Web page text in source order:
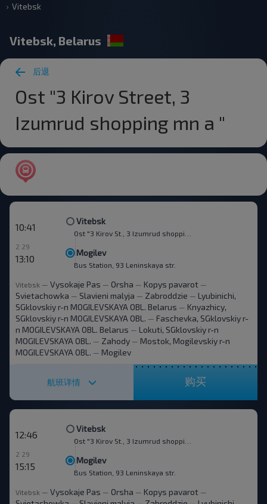
Vitebsk
Vitebsk, Belarus
后退
Ost "3 Kirov Street, 3
Izumrud shopping mn a "
10:41
Vitebsk
2 29
13:10
Mogilev
Bus Station, 93 Leninskaya str.
Vitebsk — Vysokaje Pas — Orsha — Kopys pavarot —
Svietachowka — Slavieni malyja — Zabroddzie — Lyubinichi,
SGklovskiy r-n MOGILEVSKAYA OBL. Belarus — Knyazhicy,
SGklovskiy r-n MOGILEVSKAYA OBL. — Faschevka, SGklovskiy r-
n MOGILEVSKAYA OBL. Belarus — Lokuti, SGklovskiy r-n
MOGILEVSKAYA OBL. — Zahody — Mostok, Mogilevskiy r-n
MOGILEVSKAYA OBL. — Mogilev
航班详情 购买
12:46
Vitebsk
2 29
15:15
Mogilev
Bus Station, 93 Leninskaya str.
Vitebsk — Vysokaje Pas — Orsha — Kopys pavarot —